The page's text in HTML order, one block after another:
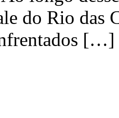
do Rio das
[…]